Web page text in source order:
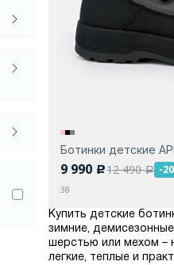
Ботинки детские
9 990 c12 490a -
38
Купить детские
зимние,
шерстью или мехом –
легкие, теплые и